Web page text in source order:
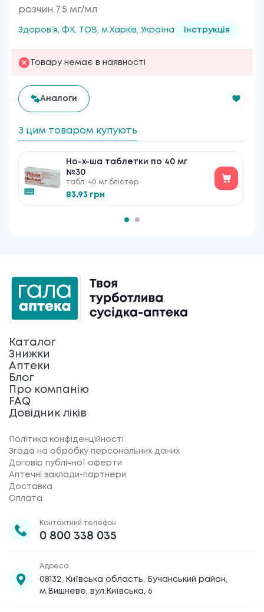
розчин 7.5 мг/мл
Здоров'я, ФК, ТОВ, м.Харків, Україна Інструкція
Товару немає в наявності
Аналоги
З цим товаром купують
Но-х-ша таблетки по 40 мг
№30
табл. 40 мг блістер
83.93 грн
Каталог
Знижки
Аптеки
Блог
Про компанію
FAQ
Довідник ліків
Політика конфіденційності
Згода на обробку персональних даних
Договір публічної оферти
Аптечні заклади-партнери
Доставка
Оплата
Контактний телефон
0 800 338 035
Адреса
08132, Київська область, Бучанський район,
м.Вишневе, вул.Київська, 6